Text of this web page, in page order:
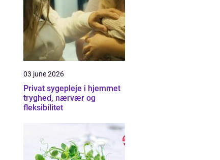
03 june 2026
Privat sygepleje i hjemmet
tryghed, nærvær og
fleksibilitet